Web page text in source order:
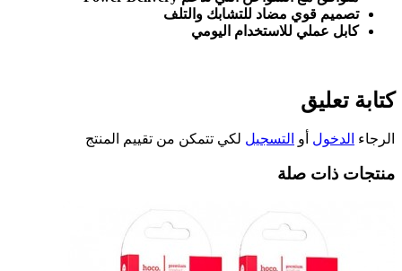
تصميم قوي مضاد للتشابك والتلف
كابل عملي للاستخدام اليومي
كتابة تعليق
الرجاء الدخول أو التسجيل لكي تتمكن من تقييم المنتج
منتجات ذات صلة